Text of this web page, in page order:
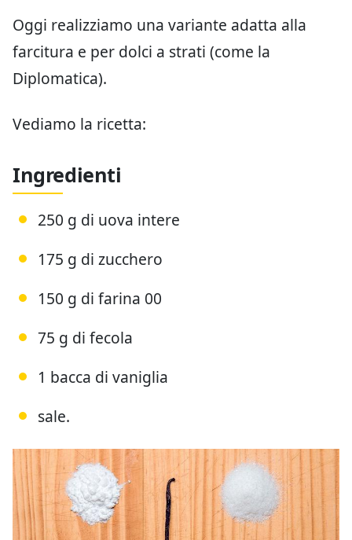
Oggi realizziamo una variante adatta alla
farcitura e per dolci a strati (come la
Diplomatica).
Vediamo la ricetta:
Ingredienti
250 g di uova intere
175 g di zucchero
150 g di farina 00
75 g di fecola
1 bacca di vaniglia
sale.